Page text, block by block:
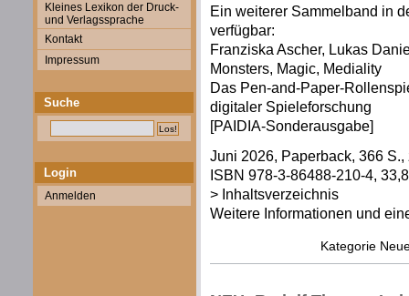
Kleines Lexikon der Druck-
und Verlagssprache
Kontakt
Impressum
Suche
Login
Anmelden
Ein weiterer Sammelband in
verfügbar:
Franziska Ascher, Lukas
Monsters, Magic, Mediality
Das Pen-and-Paper-
digitaler Spieleforschung
[PAIDIA-Sonderausgabe]
Juni 2026, Paperback, 366 S.,
ISBN 978-3-86488-210-4,
> Inhaltsverzeichnis
Weitere Informationen und
Kategorie